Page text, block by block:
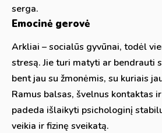
serga.
Emocinė gerovė
Arkliai – socialūs gyvūnai, todėl
stresą. Jie turi matyti ar bendrauti
bent jau su žmonėmis, su kuriais
Ramus balsas, švelnus kontaktas
padeda išlaikyti psichologinį
veikia ir fizinę sveikatą.